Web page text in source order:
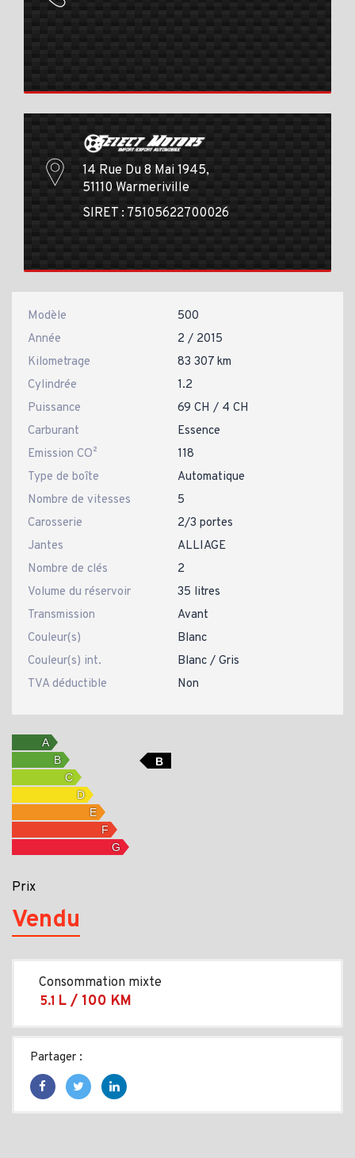
14 Rue Du 8 Mai 1945,
51110 Warmeriville
SIRET : 75105622700026
Modèle
500
Année
2 / 2015
Kilometrage
83 307 km
Cylindrée
1.2
Puissance
69 CH / 4 CH
Carburant
Essence
Emission CO²
118
Type de boîte
Automatique
Nombre de vitesses
5
Carosserie
2/3 portes
Jantes
ALLIAGE
Nombre de clés
2
Volume du réservoir
35 litres
Transmission
Avant
Couleur(s)
Blanc
Couleur(s) int.
Blanc / Gris
TVA déductible
Non
B
Prix
Vendu
Consommation mixte
5.1 L / 100 KM
Partager :